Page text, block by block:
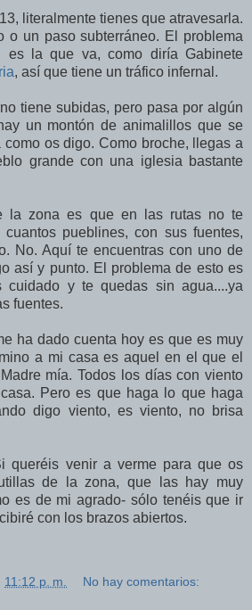
literalmente tienes que atravesarla.
o un paso subterráneo. El problema
es la que va, como diría Gabinete
, así que tiene un tráfico infernal.
tiene subidas, pero pasa por algún
un montón de animalillos que se
como os digo. Como broche, llegas a
grande con una iglesia bastante
la zona es que en las rutas no te
pueblines, con sus fuentes,
No. Aquí te encuentras con uno de
así y punto. El problema de esto es
cuidado y te quedas sin agua....ya
fuentes.
ha dado cuenta hoy es que es muy
a mi casa es aquel en el que el
mía. Todos los días con viento
Pero es que haga lo que haga
digo viento, es viento, no brisa
queréis venir a verme para que os
de la zona, que las hay muy
es de mi agrado- sólo tenéis que ir
con los brazos abiertos.
11:12 p. m. No hay comentarios: